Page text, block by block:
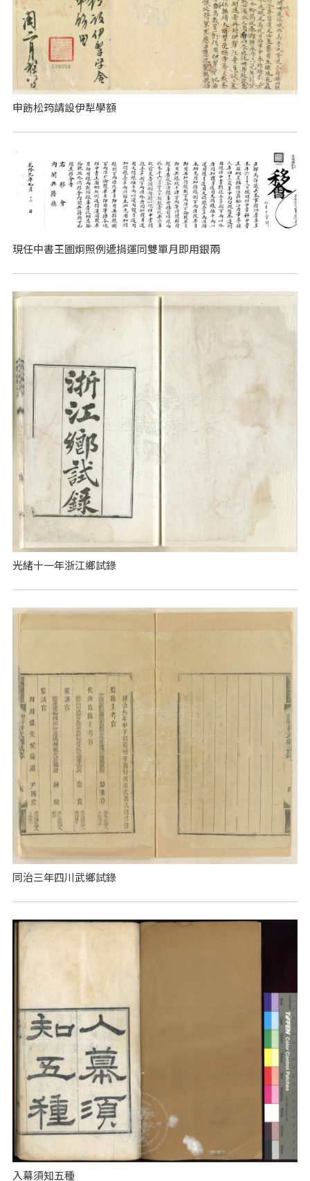
申飭松筠請設伊犁學額
現任中書王圖炯照例遞捐運同雙單月即用銀兩
光緒十一年浙江鄉試錄
同治三年四川武鄉試錄
入幕須知五種